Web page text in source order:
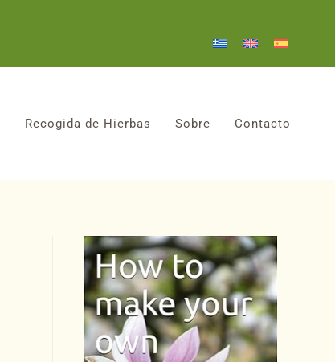
Recogida de Hierbas Sobre Contacto